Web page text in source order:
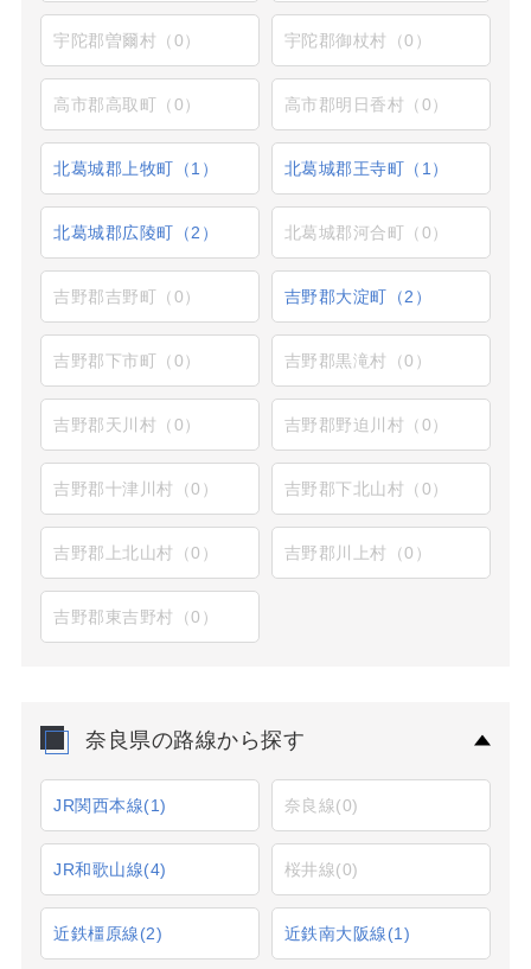
宇陀郡曽爾村（0） 宇陀郡御杖村（0）
高市郡高取町（0） 高市郡明日香村（0）
北葛城郡上牧町（1） 北葛城郡王寺町（1）
北葛城郡広陵町（2） 北葛城郡河合町（0）
吉野郡吉野町（0） 吉野郡大淀町（2）
吉野郡下市町（0） 吉野郡黒滝村（0）
吉野郡天川村（0） 吉野郡野迫川村（0）
吉野郡十津川村（0） 吉野郡下北山村（0）
吉野郡上北山村（0） 吉野郡川上村（0）
吉野郡東吉野村（0）
奈良県の路線から探す
JR関西本線(1) 奈良線(0)
JR和歌山線(4) 桜井線(0)
近鉄橿原線(2) 近鉄南大阪線(1)